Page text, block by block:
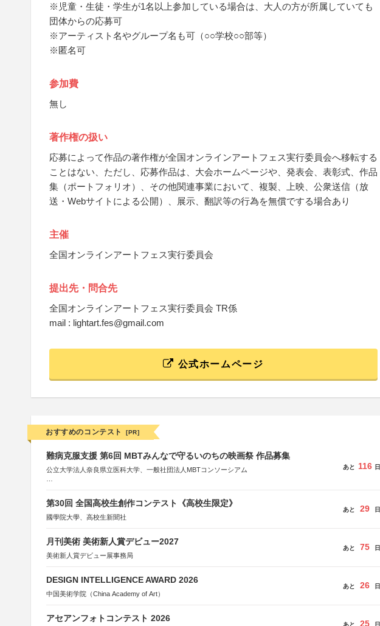
※児童・生徒・学生が1名以上参加している場合は、大人の方が所属していても
団体からの応募可
※アーティスト名やグループ名も可（○○学校○○部等）
※匿名可
参加費
無し
著作権の扱い
応募によって作品の著作権が全国オンラインアートフェス実行委員会へ移転する
ことはない、ただし、応募作品は、大会ホームページや、発表会、表彰式、作品
集（ポートフォリオ）、その他関連事業において、複製、上映、公衆送信（放
送・Webサイトによる公開）、展示、翻訳等の行為を無償でする場合あり
主催
全国オンラインアートフェス実行委員会
提出先・問合先
全国オンラインアートフェス実行委員会 TR係
mail : lightart.fes@gmail.com
公式ホームページ
おすすめのコンテスト [PR]
難病克服支援 第6回 MBTみんなで守るいのちの映画祭 作品募集
公立大学法人奈良県立医科大学、一般社団法人MBTコンソーシアム
後援：厚生労働省
文部科学省
奈良県
「“よい仕事おこし”フェア」実行委員会
関西文化学術研究都市推進機構
東京難病団体連絡協議会
あと 116 日
第30回 全国高校生創作コンテスト《高校生限定》
國學院大學、高校生新聞社
あと 29 日
月刊美術 美術新人賞デビュー2027
美術新人賞デビュー展事務局
あと 75 日
DESIGN INTELLIGENCE AWARD 2026
中国美術学院（China Academy of Art）
あと 26 日
アセアンフォトコンテスト 2026
あと 25 日